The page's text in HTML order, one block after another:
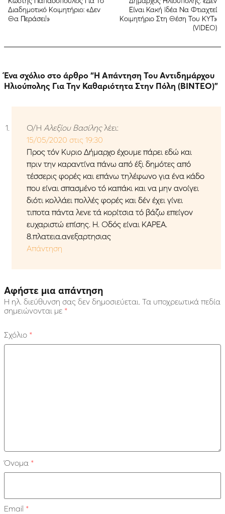
Διαδημοτικό Κοιμητήριο: «Δεν
Θα Περάσει!»
Είναι Κακή Ιδέα Να Φτιαχτεί
Κοιμητήριο Στη Θέση Του ΚΥΤ»
(VIDEO)
Ένα σχόλιο στο άρθρο “Η Απάντηση Του Αντιδημάρχου
Ηλιούπολης Για Την Καθαριότητα Στην Πόλη (ΒΙΝΤΕΟ)”
Ο/Η Αλεξίου Βασίλης λέει:
15/05/2020 στις 19:30
Προς τόν Κυριο Δήμαρχο έχουμε πάρει εδώ και
πριν την καραντίνα πάνω από έξι δημότες από
τέσσερις φορές και επάνω τηλέφωνο για ένα κάδο
που είναι σπασμένο τό καπάκι και να μην ανοίγει
διότι κολλάει πολλές φορές και δέν έχει γίνει
τιποτα πάντα λενε τά κορίτσια τό βάζω επείγον
ευχαριστώ επίσης. Η. Οδός είναι ΚΑΡΕΑ.
8.πλατεια.ανεξαρτησιας
Απάντηση
Αφήστε μια απάντηση
Η ηλ. διεύθυνση σας δεν δημοσιεύεται. Τα υποχρεωτικά πεδία
σημειώνονται με *
Σχόλιο *
Όνομα *
Email *